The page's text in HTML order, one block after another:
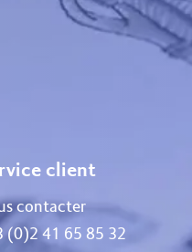
client
contacter
(0)2 41 65 85 32